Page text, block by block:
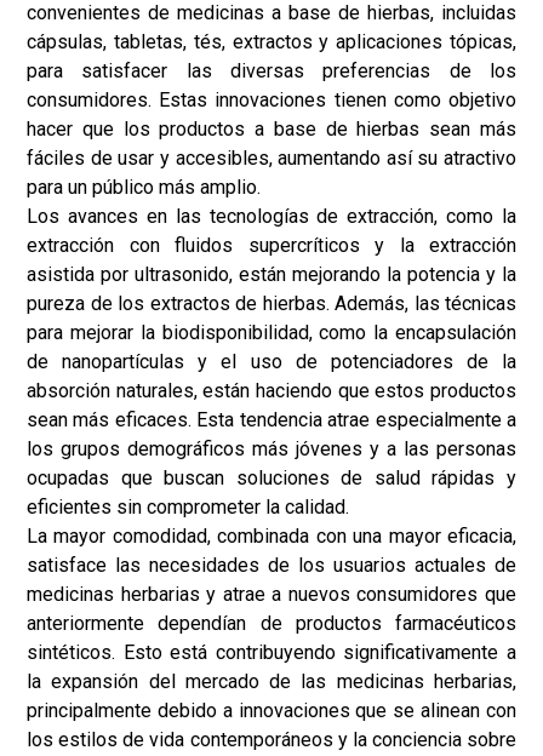
convenientes de medicinas a base de hierbas, incluidas
cápsulas, tabletas, tés, extractos y aplicaciones tópicas,
para satisfacer las diversas preferencias de los
consumidores. Estas innovaciones tienen como objetivo
hacer que los productos a base de hierbas sean más
fáciles de usar y accesibles, aumentando así su atractivo
para un público más amplio.
Los avances en las tecnologías de extracción, como la
extracción con fluidos supercríticos y la extracción
asistida por ultrasonido, están mejorando la potencia y la
pureza de los extractos de hierbas. Además, las técnicas
para mejorar la biodisponibilidad, como la encapsulación
de nanopartículas y el uso de potenciadores de la
absorción naturales, están haciendo que estos productos
sean más eficaces. Esta tendencia atrae especialmente a
los grupos demográficos más jóvenes y a las personas
ocupadas que buscan soluciones de salud rápidas y
eficientes sin comprometer la calidad.
La mayor comodidad, combinada con una mayor eficacia,
satisface las necesidades de los usuarios actuales de
medicinas herbarias y atrae a nuevos consumidores que
anteriormente dependían de productos farmacéuticos
sintéticos. Esto está contribuyendo significativamente a
la expansión del mercado de las medicinas herbarias,
principalmente debido a innovaciones que se alinean con
los estilos de vida contemporáneos y la conciencia sobre